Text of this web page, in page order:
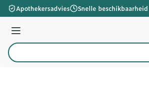
Ga naar de inhoud
Apothekersadvies Snelle beschikbaarheid
Menu
Product, merk, categorie...